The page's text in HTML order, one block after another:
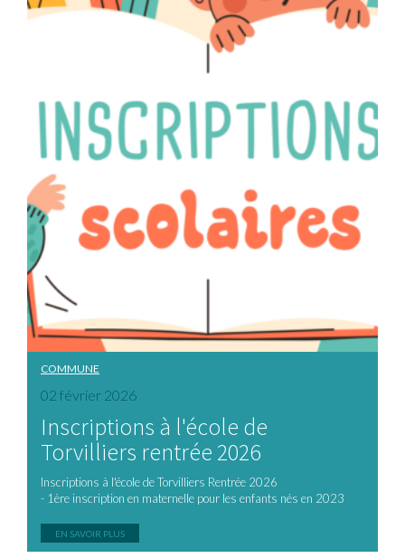
COMMUNE
02 février 2026
Inscriptions à l'école de
Torvilliers rentrée 2026
Inscriptions à l'école de Torvilliers Rentrée 2026
- 1ère inscription en maternelle pour les enfants nés en 2023
EN SAVOIR PLUS